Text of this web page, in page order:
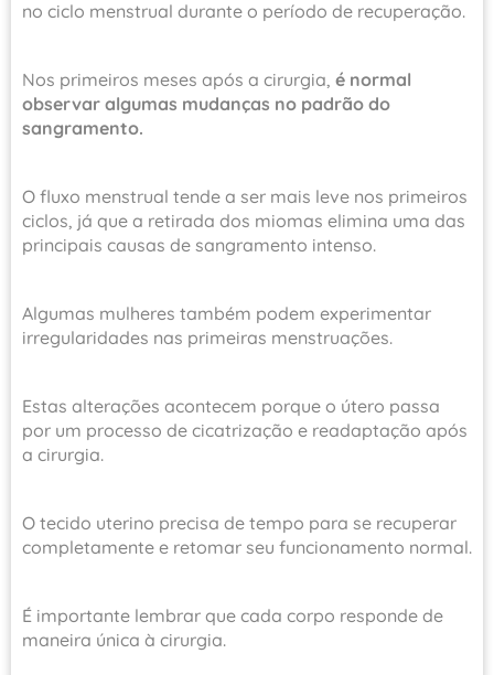
no ciclo menstrual durante o período de recuperação.
Nos primeiros meses após a cirurgia, é normal
observar algumas mudanças no padrão do
sangramento.
O fluxo menstrual tende a ser mais leve nos primeiros
ciclos, já que a retirada dos miomas elimina uma das
principais causas de sangramento intenso.
Algumas mulheres também podem experimentar
irregularidades nas primeiras menstruações.
Estas alterações acontecem porque o útero passa
por um processo de cicatrização e readaptação após
a cirurgia.
O tecido uterino precisa de tempo para se recuperar
completamente e retomar seu funcionamento normal.
É importante lembrar que cada corpo responde de
maneira única à cirurgia.